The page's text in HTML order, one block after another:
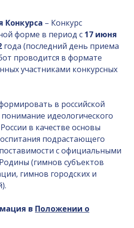
Конкурса – Конкурс
форме в период с 17 июня
года (последний день приема
проводится в формате
участниками конкурсных
в российской
идеологического
в качестве основы
подрастающего
с официальными
(гимнов субъектов
гимнов городских и
в Положении о